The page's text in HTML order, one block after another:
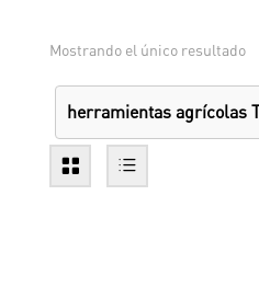
Mostrando el único resultado
herramientas agrícolas